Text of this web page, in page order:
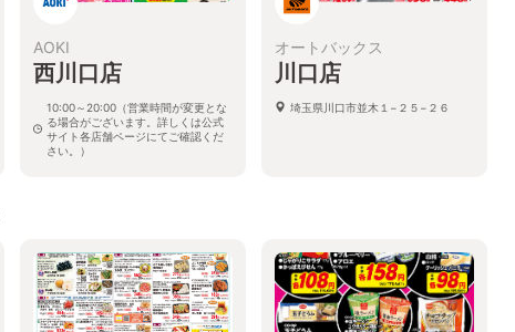
AOKI
西川口店
10:00～20:00（営業時間が変更とな
る場合がございます。詳しくは公式
サイト各店舗ページにてご確認くだ
さい。）
オートバックス
川口店
埼玉県川口市並木１−２５−２６